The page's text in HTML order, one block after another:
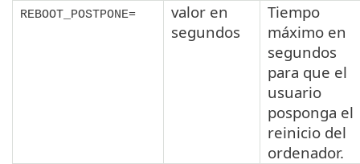
REBOOT_POSTPONE=
valor en
segundos
Tiempo
máximo en
segundos
para que el
usuario
posponga el
reinicio del
ordenador.